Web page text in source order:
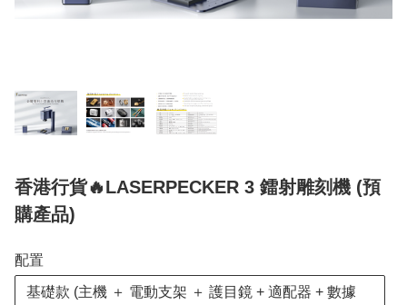
香港行貨🔥LASERPECKER 3 鐳射雕刻機 (預
購產品)
配置
基礎款 (主機 ＋ 電動支架 ＋ 護目鏡 + 適配器 + 數據